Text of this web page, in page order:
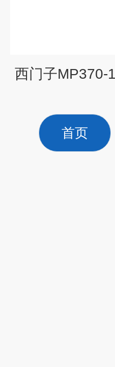
西门子MP370-
首页